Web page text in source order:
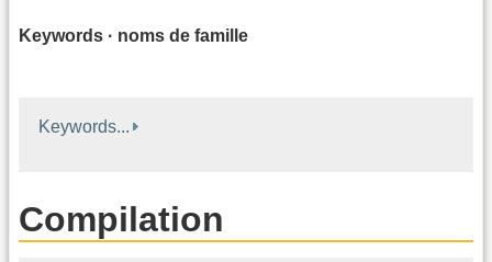
Keywords · noms de famille
Keywords...
Compilation